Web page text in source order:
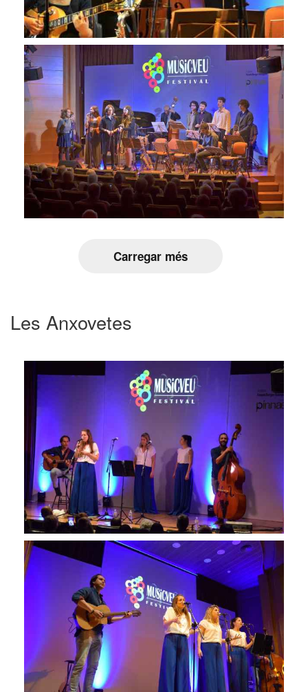
Carregar més
Les Anxovetes